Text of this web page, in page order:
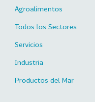
Agroalimentos
Todos los Sectores
Servicios
Industria
Productos del Mar